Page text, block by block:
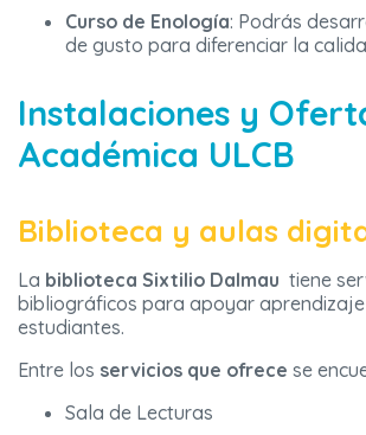
Curso de Enología: Podrás
de gusto para diferenciar la
Instalaciones y
Académica ULCB
Biblioteca y aulas
La biblioteca Sixtilio Dalmau tiene
bibliográficos para apoyar
estudiantes.
Entre los servicios que ofrece se
Sala de Lecturas